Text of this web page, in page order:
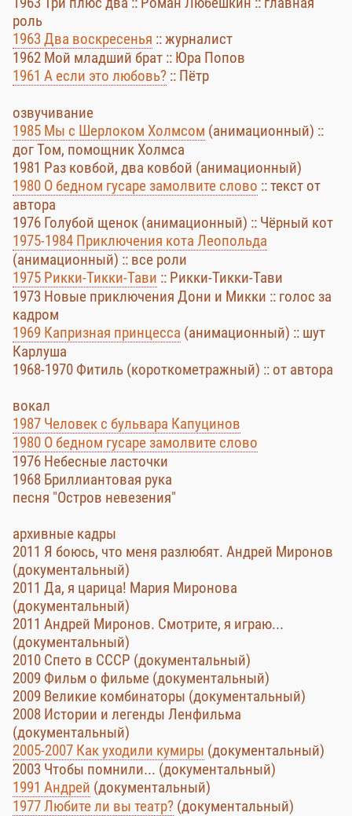
роль
1963 Два воскресенья :: журналист
1962 Мой младший брат :: Юра Попов
1961 А если это любовь? :: Пётр
озвучивание
1985 Мы с Шерлоком Холмсом (анимационный) ::
дог Том, помощник Холмса
1981 Раз ковбой, два ковбой (анимационный)
1980 О бедном гусаре замолвите слово :: текст от
автора
1976 Голубой щенок (анимационный) :: Чёрный кот
1975-1984 Приключения кота Леопольда
(анимационный) :: все роли
1975 Рикки-Тикки-Тави :: Рикки-Тикки-Тави
1973 Новые приключения Дони и Микки :: голос за
кадром
1969 Капризная принцесса (анимационный) :: шут
Карлуша
1968-1970 Фитиль (короткометражный) :: от автора
вокал
1987 Человек с бульвара Капуцинов
1980 О бедном гусаре замолвите слово
1976 Небесные ласточки
1968 Бриллиантовая рука
песня "Остров невезения"
архивные кадры
2011 Я боюсь, что меня разлюбят. Андрей Миронов
(документальный)
2011 Да, я царица! Мария Миронова
(документальный)
2011 Андрей Миронов. Смотрите, я играю...
(документальный)
2010 Спето в СССР (документальный)
2009 Фильм о фильме (документальный)
2009 Великие комбинаторы (документальный)
2008 Истории и легенды Ленфильма
(документальный)
2005-2007 Как уходили кумиры (документальный)
2003 Чтобы помнили... (документальный)
1991 Андрей (документальный)
1977 Любите ли вы театр? (документальный)